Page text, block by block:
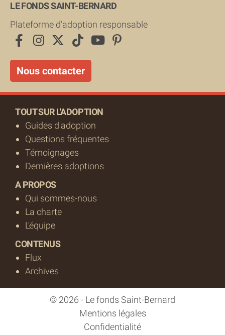
LE FONDS SAINT-BERNARD
Plateforme d’adoption responsable
Nous contacter
TOUT SUR L'ADOPTION
Guides d'adoption
Questions fréquentes
Témoignages
Dernières adoptions
A PROPOS
Qui sommes-nous
La charte
L'équipe
CONTENUS
Flux
Archives
© 2026 - Le fonds Saint-Bernard
Mentions légales
Confidentialité